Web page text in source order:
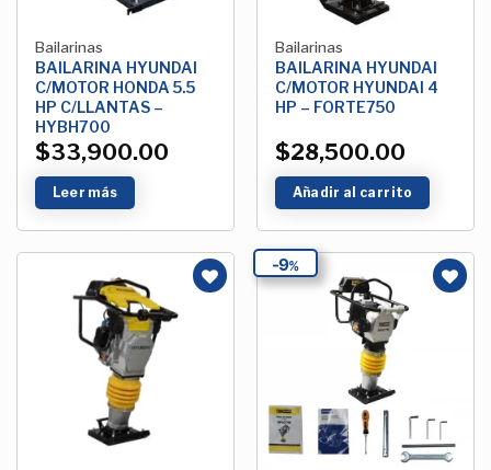
Bailarinas
BAILARINA HYUNDAI
C/MOTOR HONDA 5.5
HP C/LLANTAS –
HYBH700
$33,900.00
Leer más
Bailarinas
BAILARINA HYUNDAI
C/MOTOR HYUNDAI 4
HP – FORTE750
$28,500.00
Añadir al carrito
9%